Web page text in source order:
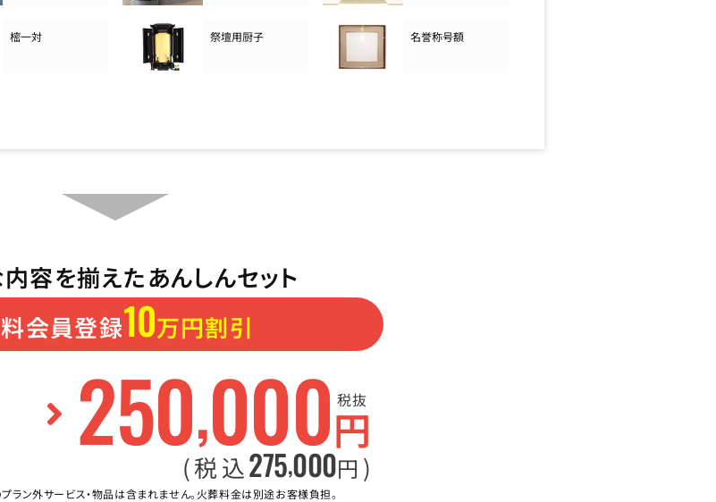
樒一対 祭壇用厨子 名誉称号額
容を揃えたあんしんセット
会員登録10万円割引
250,000円
税抜
(税込275,000円 )
ン外サービス・物品は含まれません。火葬料金は別途お客様負担。